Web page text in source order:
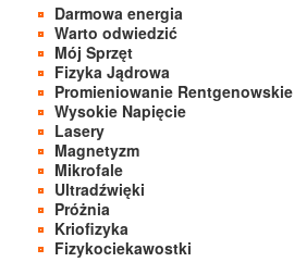
Darmowa energia
Warto odwiedzić
Mój Sprzęt
Fizyka Jądrowa
Promieniowanie Rentgenowskie
Wysokie Napięcie
Lasery
Magnetyzm
Mikrofale
Ultradźwięki
Próżnia
Kriofizyka
Fizykociekawostki